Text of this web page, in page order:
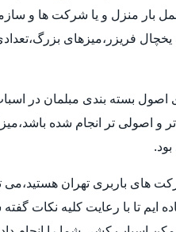
منزل و یا شرکت ها و
فریزر،میزهای
اصول بسته بندی مبلمان در
تر و اصولی تر انجام شده
های باربری تهران هستید،می
ایم تا با رعایت کلیه نکات